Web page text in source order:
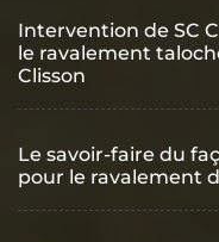
Intervention de SC
le ravalement
Clisson
Le savoir-faire du
pour le ravalement